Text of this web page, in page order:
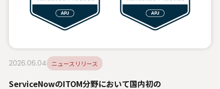
2026.06.04 ニュースリリース
ServiceNowのITOM分野において国内初の